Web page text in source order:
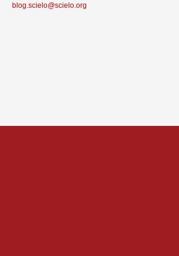
blog.scielo@scielo.org